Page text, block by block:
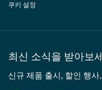
쿠키 설정
최신 소식을 받아보
신규 제품 출시, 할인 행